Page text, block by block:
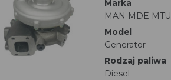
Marka
MAN MDE MTU
Model
Generator
Rodzaj paliwa
Diesel